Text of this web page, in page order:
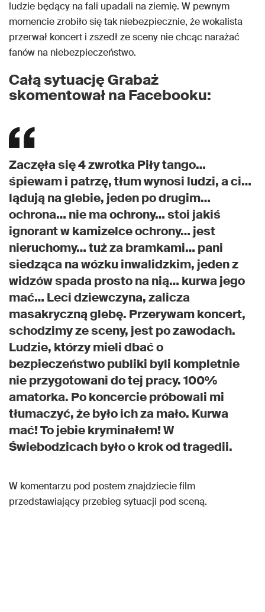
ludzie będący na fali upadali na ziemię. W pewnym
momencie zrobiło się tak niebezpiecznie, że wokalista
przerwał koncert i zszedł ze sceny nie chcąc narażać
fanów na niebezpieczeństwo.
Całą sytuację Grabaż
skomentował na Facebooku:
Zaczęła się 4 zwrotka Piły tango…
śpiewam i patrzę, tłum wynosi ludzi, a ci…
lądują na glebie, jeden po drugim…
ochrona… nie ma ochrony… stoi jakiś
ignorant w kamizelce ochrony… jest
nieruchomy… tuż za bramkami… pani
siedząca na wózku inwalidzkim, jeden z
widzów spada prosto na nią… kurwa jego
mać… Leci dziewczyna, zalicza
masakryczną glebę. Przerywam koncert,
schodzimy ze sceny, jest po zawodach.
Ludzie, którzy mieli dbać o
bezpieczeństwo publiki byli kompletnie
nie przygotowani do tej pracy. 100%
amatorka. Po koncercie próbowali mi
tłumaczyć, że było ich za mało. Kurwa
mać! To jebie kryminałem! W
Świebodzicach było o krok od tragedii.
W komentarzu pod postem znajdziecie film
przedstawiający przebieg sytuacji pod sceną.